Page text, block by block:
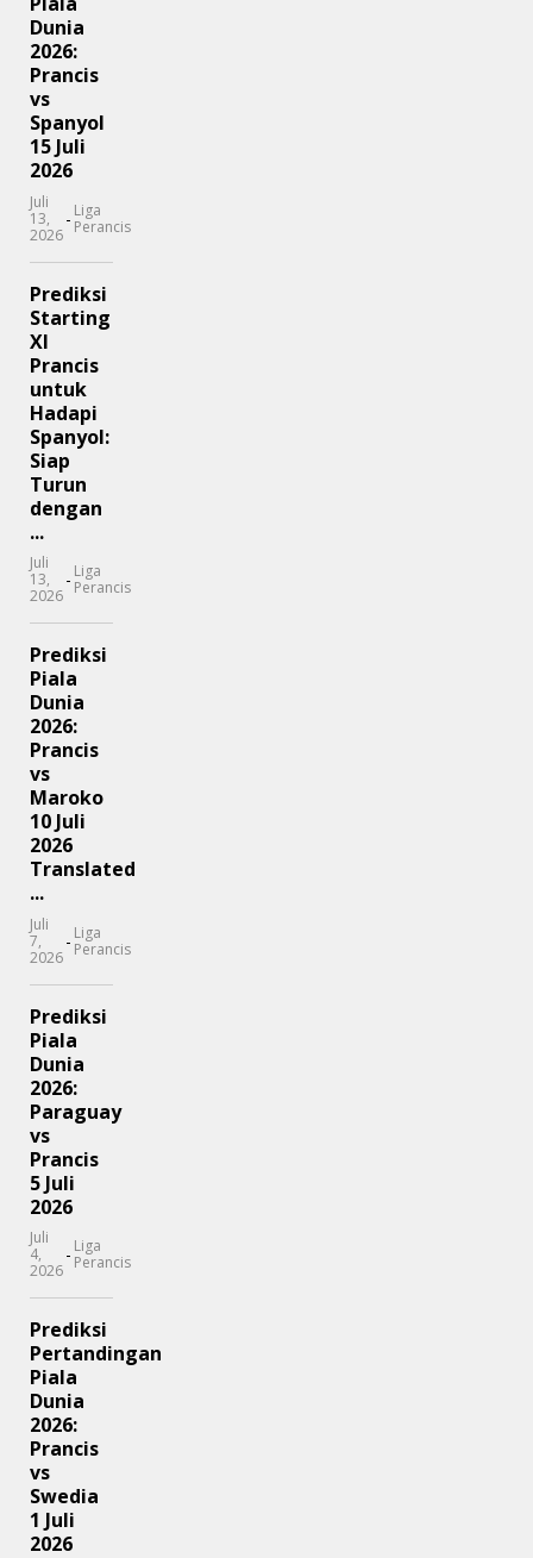
Dunia
2026:
Prancis
vs
Spanyol
15 Juli
2026
Juli
13,
2026
- Liga
Perancis
Prediksi
Starting
XI
Prancis
untuk
Hadapi
Spanyol:
Siap
Turun
dengan
...
Juli
13,
2026
- Liga
Perancis
Prediksi
Piala
Dunia
2026:
Prancis
vs
Maroko
10 Juli
2026
Translated
...
Juli
7,
2026
- Liga
Perancis
Prediksi
Piala
Dunia
2026:
Paraguay
vs
Prancis
5 Juli
2026
Juli
4,
2026
- Liga
Perancis
Prediksi
Pertandingan
Piala
Dunia
2026:
Prancis
vs
Swedia
1 Juli
2026